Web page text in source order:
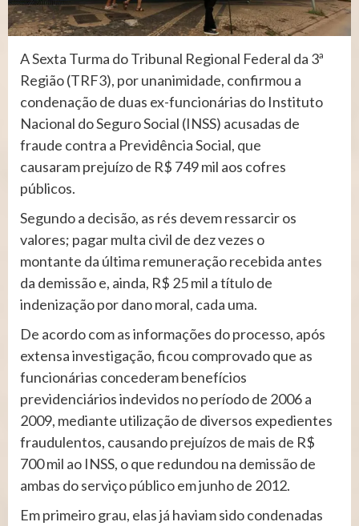
A Sexta Turma do Tribunal Regional Federal da 3ª
Região (TRF3), por unanimidade, confirmou a
condenação de duas ex-funcionárias do Instituto
Nacional do Seguro Social (INSS) acusadas de
fraude contra a Previdência Social, que
causaram prejuízo de R$ 749 mil aos cofres
públicos.
Segundo a decisão, as rés devem ressarcir os
valores; pagar multa civil de dez vezes o
montante da última remuneração recebida antes
da demissão e, ainda, R$ 25 mil a título de
indenização por dano moral, cada uma.
De acordo com as informações do processo, após
extensa investigação, ficou comprovado que as
funcionárias concederam benefícios
previdenciários indevidos no período de 2006 a
2009, mediante utilização de diversos expedientes
fraudulentos, causando prejuízos de mais de R$
700 mil ao INSS, o que redundou na demissão de
ambas do serviço público em junho de 2012.
Em primeiro grau, elas já haviam sido condenadas